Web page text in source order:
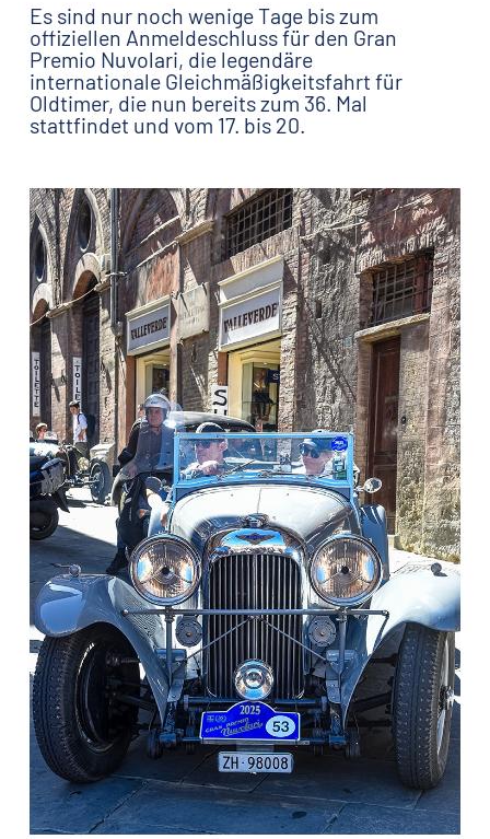
Es sind nur noch wenige Tage bis zum
offiziellen Anmeldeschluss für den Gran
Premio Nuvolari, die legendäre
internationale Gleichmäßigkeitsfahrt für
Oldtimer, die nun bereits zum 36. Mal
stattfindet und vom 17. bis 20.